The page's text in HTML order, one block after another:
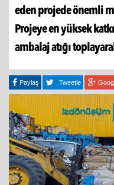
eden projede önemli
Projeye en yüksek
ambalaj atığı
Paylaş Tweetle